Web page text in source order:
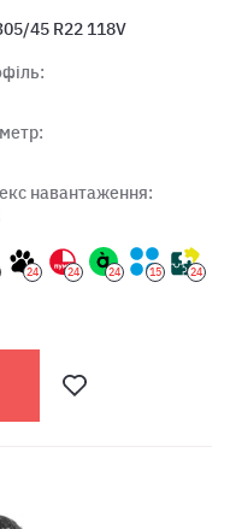
45 R22 118V
навантаження:
24 24 24 15 24